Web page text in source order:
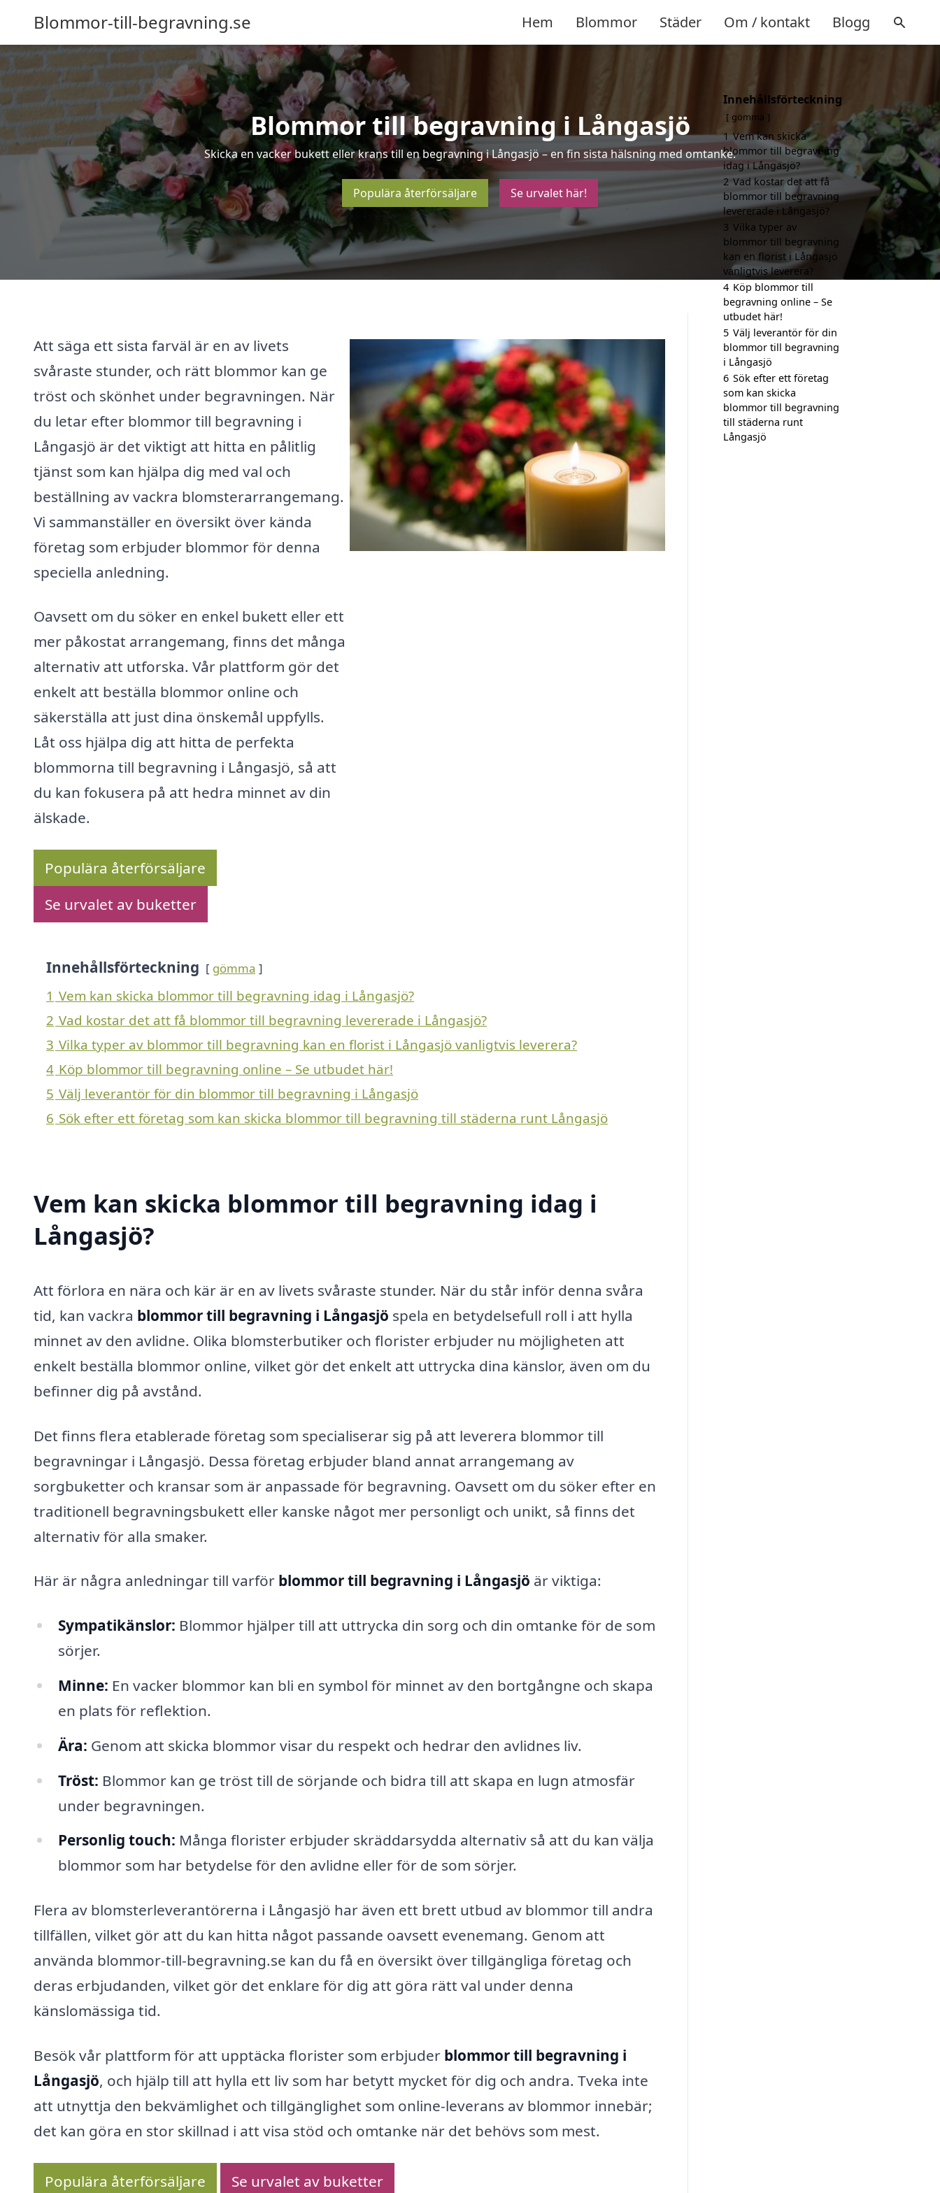
Blommor-till-begravning.se Hem Blommor Städer Om / kontakt Blogg
Blommor till begravning i Långasjö
Skicka en vacker bukett eller krans till en begravning i Långasjö – en fin sista hälsning med omtanke.
Populära återförsäljare Se urvalet här!
Att säga ett sista farväl är en av livets
svåraste stunder, och rätt blommor kan ge
tröst och skönhet under begravningen. När
du letar efter blommor till begravning i
Långasjö är det viktigt att hitta en pålitlig
tjänst som kan hjälpa dig med val och
beställning av vackra blomsterarrangemang.
Vi sammanställer en översikt över kända
företag som erbjuder blommor för denna
speciella anledning.
Oavsett om du söker en enkel bukett eller ett
mer påkostat arrangemang, finns det många
alternativ att utforska. Vår plattform gör det
enkelt att beställa blommor online och
säkerställa att just dina önskemål uppfylls.
Låt oss hjälpa dig att hitta de perfekta
blommorna till begravning i Långasjö, så att
du kan fokusera på att hedra minnet av din
älskade.
Populära återförsäljare
Se urvalet av buketter
Innehållsförteckning gömma
1 Vem kan skicka blommor till begravning idag i Långasjö?
2 Vad kostar det att få blommor till begravning levererade i Långasjö?
3 Vilka typer av blommor till begravning kan en florist i Långasjö vanligtvis leverera?
4 Köp blommor till begravning online – Se utbudet här!
5 Välj leverantör för din blommor till begravning i Långasjö
6 Sök efter ett företag som kan skicka blommor till begravning till städerna runt Långasjö
Vem kan skicka blommor till begravning idag i
Långasjö?
Att förlora en nära och kär är en av livets svåraste stunder. När du står inför denna svåra
tid, kan vackra blommor till begravning i Långasjö spela en betydelsefull roll i att hylla
minnet av den avlidne. Olika blomsterbutiker och florister erbjuder nu möjligheten att
enkelt beställa blommor online, vilket gör det enkelt att uttrycka dina känslor, även om du
befinner dig på avstånd.
Det finns flera etablerade företag som specialiserar sig på att leverera blommor till
begravningar i Långasjö. Dessa företag erbjuder bland annat arrangemang av
sorgbuketter och kransar som är anpassade för begravning. Oavsett om du söker efter en
traditionell begravningsbukett eller kanske något mer personligt och unikt, så finns det
alternativ för alla smaker.
Här är några anledningar till varför blommor till begravning i Långasjö är viktiga:
Sympatikänslor: Blommor hjälper till att uttrycka din sorg och din omtanke för de som
sörjer.
Minne: En vacker blommor kan bli en symbol för minnet av den bortgångne och skapa
en plats för reflektion.
Ära: Genom att skicka blommor visar du respekt och hedrar den avlidnes liv.
Tröst: Blommor kan ge tröst till de sörjande och bidra till att skapa en lugn atmosfär
under begravningen.
Personlig touch: Många florister erbjuder skräddarsydda alternativ så att du kan välja
blommor som har betydelse för den avlidne eller för de som sörjer.
Flera av blomsterleverantörerna i Långasjö har även ett brett utbud av blommor till andra
tillfällen, vilket gör att du kan hitta något passande oavsett evenemang. Genom att
använda blommor-till-begravning.se kan du få en översikt över tillgängliga företag och
deras erbjudanden, vilket gör det enklare för dig att göra rätt val under denna
känslomässiga tid.
Besök vår plattform för att upptäcka florister som erbjuder blommor till begravning i
Långasjö, och hjälp till att hylla ett liv som har betytt mycket för dig och andra. Tveka inte
att utnyttja den bekvämlighet och tillgänglighet som online-leverans av blommor innebär;
det kan göra en stor skillnad i att visa stöd och omtanke när det behövs som mest.
Populära återförsäljare Se urvalet av buketter
Innehållsförteckning
gömma
1 Vem kan skicka
blommor till begravning
idag i Långasjö?
2 Vad kostar det att få
blommor till begravning
levererade i Långasjö?
3 Vilka typer av
blommor till begravning
kan en florist i Långasjö
vanligtvis leverera?
4 Köp blommor till
begravning online – Se
utbudet här!
5 Välj leverantör för din
blommor till begravning
i Långasjö
6 Sök efter ett företag
som kan skicka
blommor till begravning
till städerna runt
Långasjö